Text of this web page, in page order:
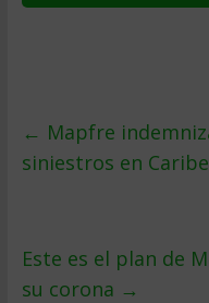
← Mapfre
siniestros en
Este es el plan de
su corona →